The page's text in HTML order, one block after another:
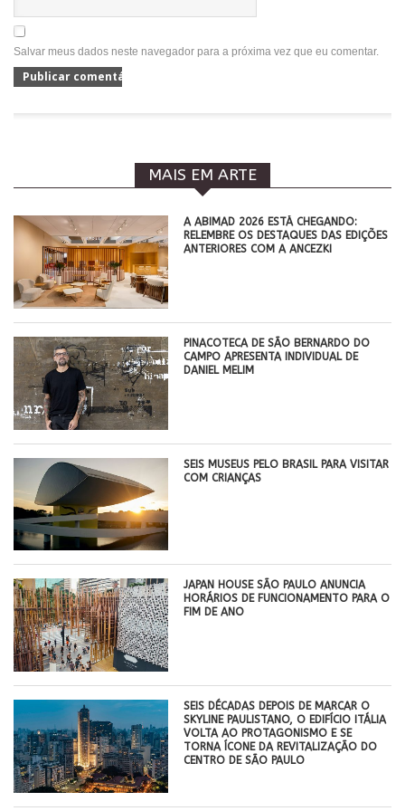
Salvar meus dados neste navegador para a próxima vez que eu comentar.
MAIS EM ARTE
A ABIMAD 2026 ESTÁ CHEGANDO:
RELEMBRE OS DESTAQUES DAS EDIÇÕES
ANTERIORES COM A ANCEZKI
PINACOTECA DE SÃO BERNARDO DO
CAMPO APRESENTA INDIVIDUAL DE
DANIEL MELIM
SEIS MUSEUS PELO BRASIL PARA VISITAR
COM CRIANÇAS
JAPAN HOUSE SÃO PAULO ANUNCIA
HORÁRIOS DE FUNCIONAMENTO PARA O
FIM DE ANO
SEIS DÉCADAS DEPOIS DE MARCAR O
SKYLINE PAULISTANO, O EDIFÍCIO ITÁLIA
VOLTA AO PROTAGONISMO E SE
TORNA ÍCONE DA REVITALIZAÇÃO DO
CENTRO DE SÃO PAULO